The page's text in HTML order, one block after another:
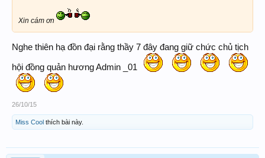
Xin cám ơn
Nghe thiên hạ đồn đại rằng thầy 7 đây đang giữ chức chủ tịch
hội đồng quản hương Admin _01
26/10/15
Miss Cool thích bài này.